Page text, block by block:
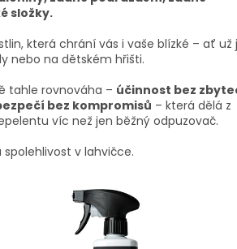
složky.
která chrání vás i vaše blízké – ať už
nebo na dětském hřišti.
tahle rovnováha – účinnost bez
bez kompromisů – která dělá z
víc než jen běžný odpuzovač.
spolehlivost v lahvičce.